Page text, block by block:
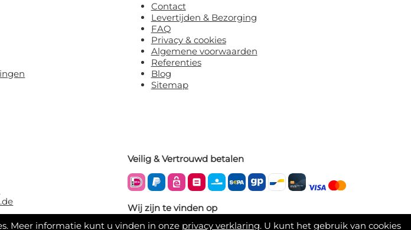
Meer informatie kunt u vinden in onze privacy verklaring. U kunt het gebruik van cookies
Contact
Levertijden & Bezorging
FAQ
Privacy & cookies
Algemene voorwaarden
Referenties
Blog
Sitemap
Veilig & Vertrouwd betalen
Wij zijn te vinden op